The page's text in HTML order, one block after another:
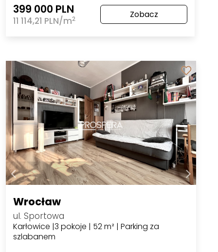
399 000 PLN
11 114,21 PLN/m2 Zobacz
Wrocław
ul. Sportowa
Karłowice |3 pokoje | 52 m² | Parking za
szlabanem